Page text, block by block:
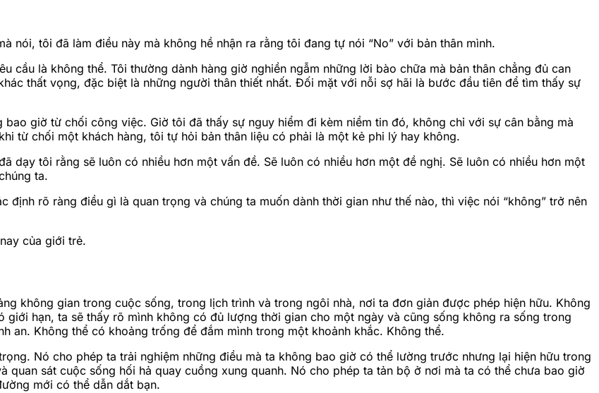
nói, tôi đã làm điều này mà không hề nhận ra rằng tôi đang tự nói “No” với bản thân mình.
cầu là không thể. Tôi thường dành hàng giờ nghiền ngẫm những lời bào chữa mà bản thân chẳng đủ can
thất vọng, đặc biệt là những người thân thiết nhất. Đối mặt với nỗi sợ hãi là bước đầu tiên để tìm thấy sự
giờ từ chối công việc. Giờ tôi đã thấy sự nguy hiểm đi kèm niềm tin đó, không chỉ với sự cân bằng mà
từ chối một khách hàng, tôi tự hỏi bản thân liệu có phải là một kẻ phi lý hay không.
dạy tôi rằng sẽ luôn có nhiều hơn một vấn đề. Sẽ luôn có nhiều hơn một đề nghị. Sẽ luôn có nhiều hơn một
ta.
rõ ràng điều gì là quan trọng và chúng ta muốn dành thời gian như thế nào, thì việc nói “không” trở nên
của giới trẻ.
không gian trong cuộc sống, trong lịch trình và trong ngôi nhà, nơi ta đơn giản được phép hiện hữu. Không
hạn, ta sẽ thấy rõ mình không có đủ lượng thời gian cho một ngày và cũng sống không ra sống trong
an. Không thể có khoảng trống để đắm mình trong một khoảnh khắc. Không thể.
Nó cho phép ta trải nghiệm những điều mà ta không bao giờ có thể lường trước nhưng lại hiện hữu trong
sát cuộc sống hối hả quay cuồng xung quanh. Nó cho phép ta tản bộ ở nơi mà ta có thể chưa bao giờ
mới có thể dẫn dắt bạn.